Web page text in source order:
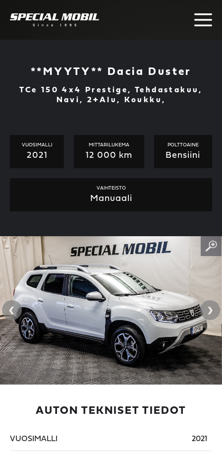
**MYYTY** Dacia Duster
TCe 150 4x4 Prestige, Tehdastakuu,
Navi, 2+Alu, Koukku,
VUOSIMALLI
2021
MITTARILUKEMA
12 000 km
POLTTOAINE
Bensiini
VAIHTEISTO
Manuaali
‹ ›
AUTON TEKNISET TIEDOT
VUOSIMALLI 2021